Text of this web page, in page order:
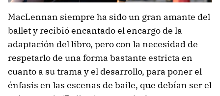
MacLennan siempre ha sido un gran amante del
ballet y recibió encantado el encargo de la
adaptación del libro, pero con la necesidad de
respetarlo de una forma bastante estricta en
cuanto a su trama y el desarrollo, para poner el
énfasis en las escenas de baile, que debían ser el